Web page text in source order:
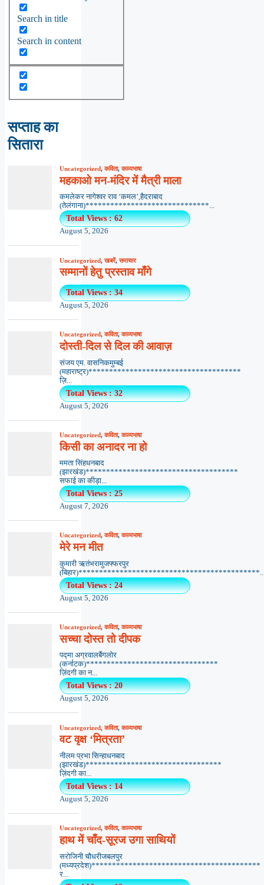
Search in title
Search in content
सप्ताह का
सितारा
Uncategorized,कविता,काव्यभाषा
महकाओ मन-मंदिर में मैत्री माला
कमलेकर नागेश्वर राव ‘कमल’,हैदराबाद
(तेलंगाना)******************************...
Total Views : 62
August 5, 2026
Uncategorized,खबरें,समाचार
सम्मानों हेतु प्रस्ताव माँगे
Total Views : 34
August 5, 2026
Uncategorized,कविता,काव्यभाषा
दोस्ती-दिल से दिल की आवाज़
संजय एम. वासनिकमुम्बई
(महाराष्ट्र)*************************************
ज़ि...
Total Views : 32
August 5, 2026
Uncategorized,कविता,काव्यभाषा
किसी का अनादर ना हो
ममता सिंहधनबाद
(झारखंड)*************************************
सफाई का कीड़ा...
Total Views : 25
August 7, 2026
Uncategorized,कविता,काव्यभाषा
मेरे मन मीत
कुमारी ऋतंभरामुजफ्फरपुर
Total Views : 24
August 5, 2026
Uncategorized,कविता,काव्यभाषा
सच्चा दोस्त तो दीपक
पद्मा अग्रवालबैंगलोर
(कर्नाटक)********************************
ज़िंदगी का न...
Total Views : 20
August 5, 2026
Uncategorized,कविता,काव्यभाषा
वट वृक्ष ‘मित्रता’
नीलम प्रभा सिन्हाधनबाद
(झारखंड)*********************************
ज़िंदगी का...
Total Views : 14
August 5, 2026
Uncategorized,कविता,काव्यभाषा
हाथ में चाँद-सूरज उगा साथियों
सरोजिनी चौधरीजबलपुर
(मध्यप्रदेश)*****************************************
र...